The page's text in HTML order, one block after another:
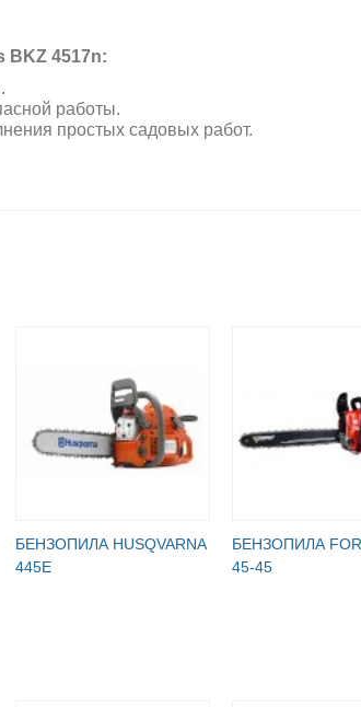
BKZ 4517n:
работы.
простых садовых работ.
БЕНЗОПИЛА HUSQVARNA
445Е
БЕНЗОПИЛА
45-45